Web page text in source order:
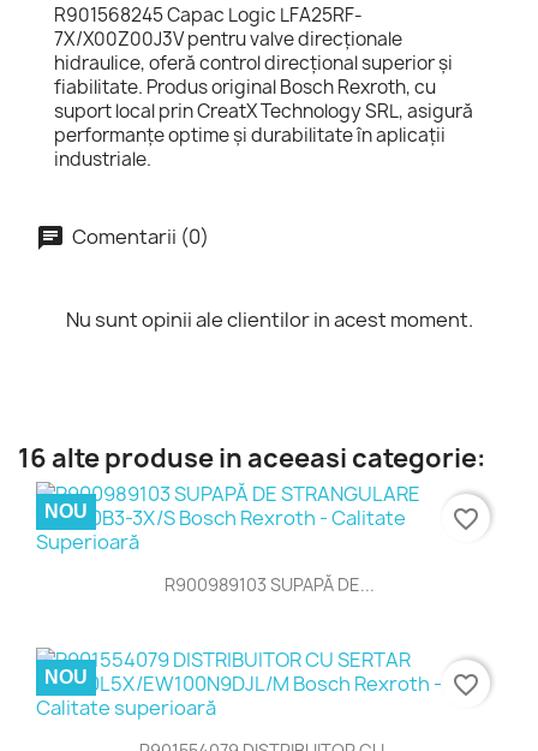
R901568245 Capac Logic LFA25RF-
7X/X00Z00J3V pentru valve direcționale
hidraulice, oferă control direcțional superior și
fiabilitate. Produs original Bosch Rexroth, cu
suport local prin CreatX Technology SRL, asigură
performanțe optime și durabilitate în aplicații
industriale.
Comentarii (0)
Nu sunt opinii ale clientilor in acest moment.
16 alte produse in aceeasi categorie:
R900989103 SUPAPĂ DE...
NOU favorite_border
NOU favorite_border